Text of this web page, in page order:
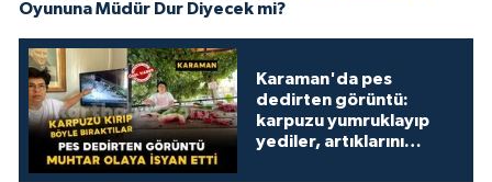
Oyununa Müdür Dur Diyecek mi?
Karaman'da pes
dedirten görüntü:
karpuzu yumruklayıp
yediler, artıklarını